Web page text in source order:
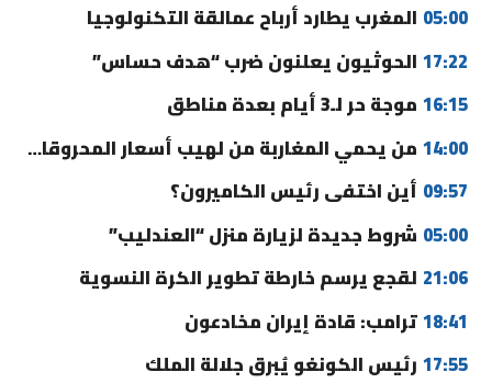
05:00 المغرب يطارد أرباح عمالقة التكنولوجيا
17:22 الحوثيون يعلنون ضرب “هدف حساس”
16:15 موجة حر لـ3 أيام بعدة مناطق
14:00 من يحمي المغاربة من لهيب أسعار المحروقات؟
09:57 أين اختفى رئيس الكاميرون؟
05:00 شروط جديدة لزيارة منزل “العندليب”
21:06 لقجع يرسم خارطة تطوير الكرة النسوية
18:41ترامب: قادة إيران مخادعون
17:55 رئيس الكونغو يُبرق جلالة الملك